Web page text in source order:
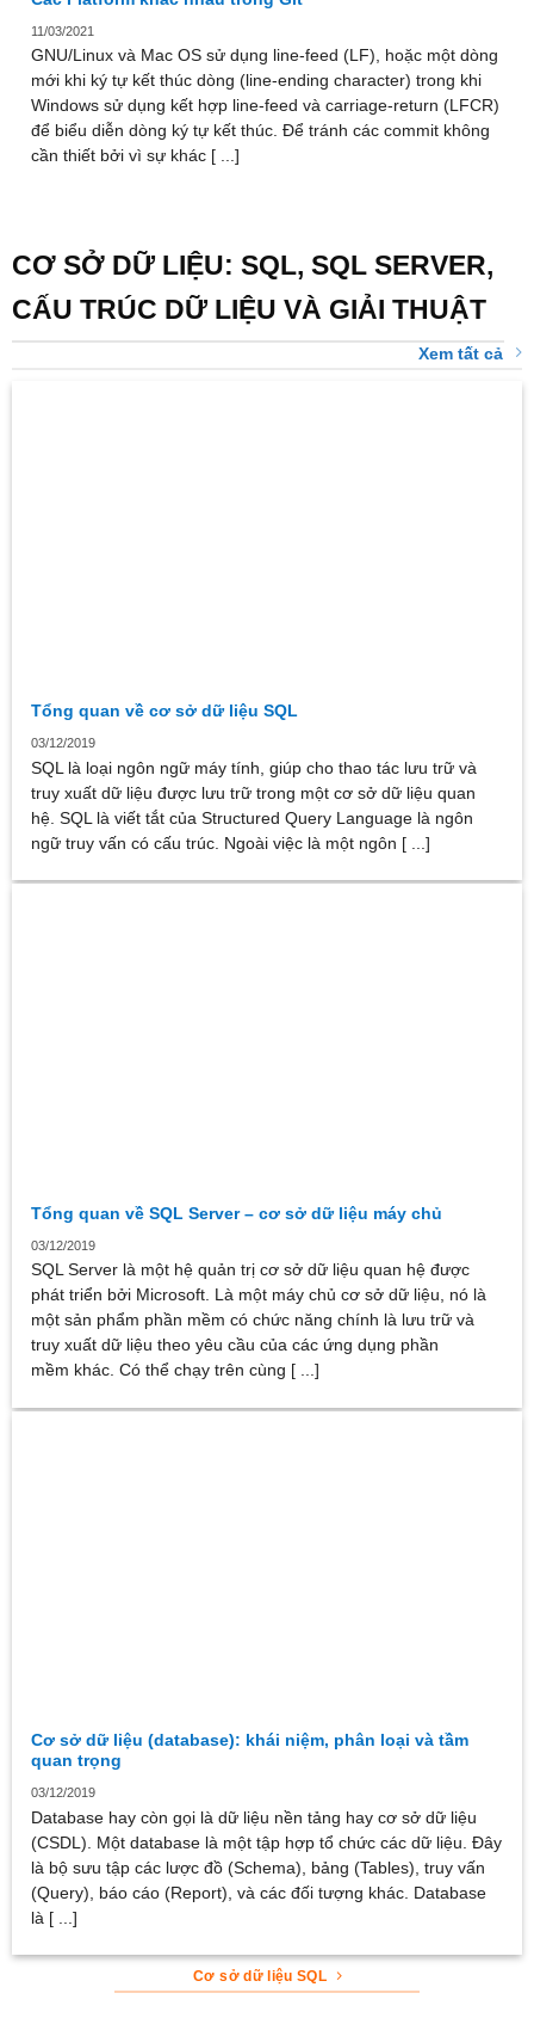
11/03/2021
GNU/Linux và Mac OS sử dụng line-feed (LF), hoặc một dòng
mới khi ký tự kết thúc dòng (line-ending character) trong khi
Windows sử dụng kết hợp line-feed và carriage-return (LFCR)
để biểu diễn dòng ký tự kết thúc. Để tránh các commit không
cần thiết bởi vì sự khác [ ...]
CƠ SỞ DỮ LIỆU: SQL, SQL SERVER,
CẤU TRÚC DỮ LIỆU VÀ GIẢI THUẬT
Xem tất cả
Tổng quan về cơ sở dữ liệu SQL
03/12/2019
SQL là loại ngôn ngữ máy tính, giúp cho thao tác lưu trữ và
truy xuất dữ liệu được lưu trữ trong một cơ sở dữ liệu quan
hệ. SQL là viết tắt của Structured Query Language là ngôn
ngữ truy vấn có cấu trúc. Ngoài việc là một ngôn [ ...]
Tổng quan về SQL Server – cơ sở dữ liệu máy chủ
03/12/2019
SQL Server là một hệ quản trị cơ sở dữ liệu quan hệ được
phát triển bởi Microsoft. Là một máy chủ cơ sở dữ liệu, nó là
một sản phẩm phần mềm có chức năng chính là lưu trữ và
truy xuất dữ liệu theo yêu cầu của các ứng dụng phần
mềm khác. Có thể chạy trên cùng [ ...]
Cơ sở dữ liệu (database): khái niệm, phân loại và tầm
quan trọng
03/12/2019
Database hay còn gọi là dữ liệu nền tảng hay cơ sở dữ liệu
(CSDL). Một database là một tập hợp tổ chức các dữ liệu. Đây
là bộ sưu tập các lược đồ (Schema), bảng (Tables), truy vấn
(Query), báo cáo (Report), và các đối tượng khác. Database
là [ ...]
Cơ sở dữ liệu SQL